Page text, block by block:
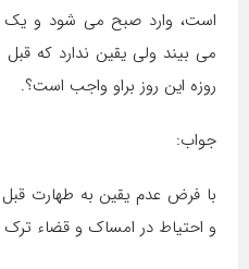
است، وارد صبح می شود و یک
می بیند ولی یقین ندارد که
روزه این روز براو واجب است؟.
جواب:
با فرض عدم یقین به طهارت
و احتیاط در امساک و قضاء